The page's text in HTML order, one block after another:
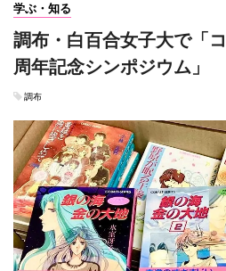
学ぶ・知る
調布・白百合女子大で「
周年記念シンポジウム」
調布